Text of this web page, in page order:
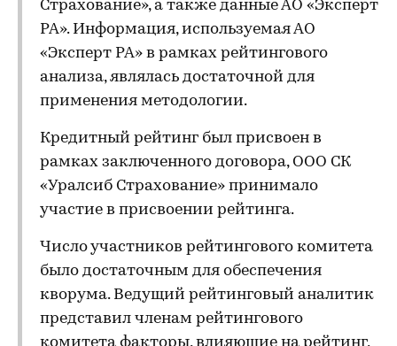
Страхование», а также данные АО «Эксперт
РА». Информация, используемая АО
«Эксперт РА» в рамках рейтингового
анализа, являлась достаточной для
применения методологии.
Кредитный рейтинг был присвоен в
рамках заключенного договора, ООО СК
«Уралсиб Страхование» принимало
участие в присвоении рейтинга.
Число участников рейтингового комитета
было достаточным для обеспечения
кворума. Ведущий рейтинговый аналитик
представил членам рейтингового